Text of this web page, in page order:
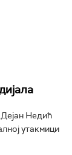
Недић
утакмици